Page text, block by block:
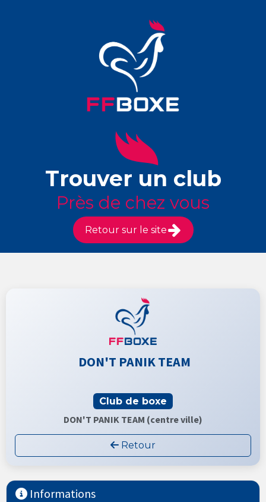
Trouver un club
Près de chez vous
Retour sur le site
DON'T PANIK TEAM
Club de boxe
DON'T PANIK TEAM (centre ville)
Retour
Informations